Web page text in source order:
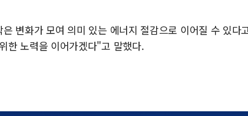
변화가 모여 의미 있는 에너지 절감으로 이어질 수 있다
한 노력을 이어가겠다"고 말했다.